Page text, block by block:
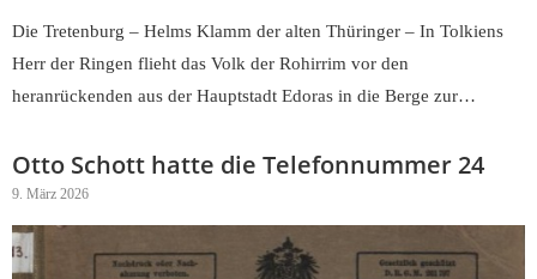
Die Tretenburg – Helms Klamm der alten Thüringer – In Tolkiens
Herr der Ringen flieht das Volk der Rohirrim vor den
heranrückenden aus der Hauptstadt Edoras in die Berge zur…
Otto Schott hatte die Telefonnummer 24
9. März 2026